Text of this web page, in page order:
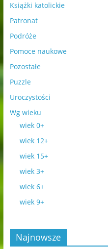
Książki katolickie
Patronat
Podróże
Pomoce naukowe
Pozostałe
Puzzle
Uroczystości
Wg wieku
wiek 0+
wiek 12+
wiek 15+
wiek 3+
wiek 6+
wiek 9+
Najnowsze